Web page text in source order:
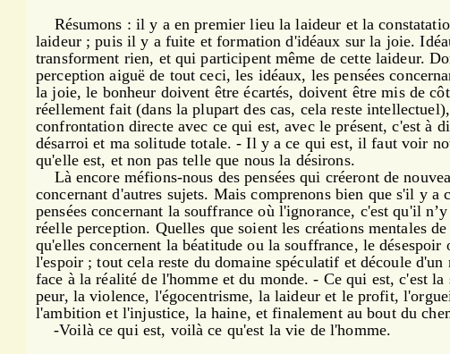
Résumons : il y a en premier lieu la laideur et la
laideur ; puis il y a fuite et formation d'idéaux sur la joie.
transforment rien, et qui participent même de cette laideur.
perception aiguë de tout ceci, les idéaux, les pensées
la joie, le bonheur doivent être écartés, doivent être mis de
réellement fait (dans la plupart des cas, cela reste
confrontation directe avec ce qui est, avec le présent, c'est à
désarroi et ma solitude totale. - Il y a ce qui est, il faut voir
qu'elle est, et non pas telle que nous la désirons.
Là encore méfions-nous des pensées qui créeront de
concernant d'autres sujets. Mais comprenons bien que s'il y a
pensées concernant la souffrance où l'ignorance, c'est qu'il
réelle perception. Quelles que soient les créations mentales
qu'elles concernent la béatitude ou la souffrance, le désespoir
l'espoir ; tout cela reste du domaine spéculatif et découle d'un
face à la réalité de l'homme et du monde. - Ce qui est, c'est la
peur, la violence, l'égocentrisme, la laideur et le profit,
l'ambition et l'injustice, la haine, et finalement au bout du
-Voilà ce qui est, voilà ce qu'est la vie de l'homme.